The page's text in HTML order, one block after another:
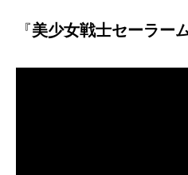
『美少女戦士セーラー